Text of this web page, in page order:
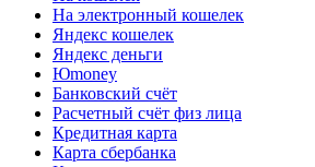
На электронный кошелек
Яндекс кошелек
Яндекс деньги
Юmoney
Банковский счёт
Расчетный счёт физ лица
Кредитная карта
Карта сбербанка